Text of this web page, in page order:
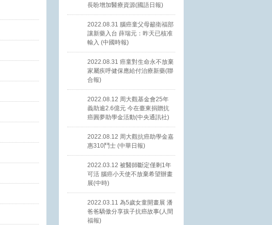
長盼增加醫療資源(國語日報)
2022.08.31 腦癌童父母籲衛福部
讓新藥入台 薛瑞元：昨天已核准
輸入 (中國時報)
2022.08.31 癌童對生命永不放棄
家屬疾呼健保應給付治療新藥(聯
合報)
2022.08.12 周大觀基金會25年
義助逾2.6億元 今在臺東捐贈抗
癌圓夢助學金活動(中央通訊社)
2022.08.12 周大觀抗癌助學金嘉
惠310鬥士 (中華日報)
2022.03.12 被醫師斷定僅剩1年
可活 腦癌小天使不放棄希望辦畫
展(中時)
2022.03.11 為5歲女童開畫展 潘
爸爸驕傲分享孩子抗癌故事(人間
福報)